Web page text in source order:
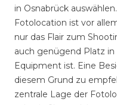
in Osnabrück
Fotolocation ist vor
nur das Flair zum
auch genügend Platz
Equipment ist. Eine
diesem Grund zu
zentrale Lage der